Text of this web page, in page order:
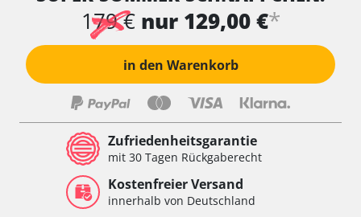
179 € nur 129,00 €*
in den Warenkorb
Zufriedenheitsgarantie
mit 30 Tagen Rückgaberecht
Kostenfreier Versand
innerhalb von Deutschland